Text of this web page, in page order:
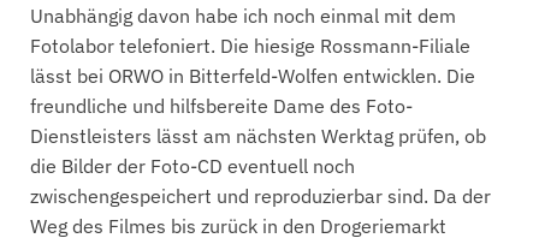
Unabhängig davon habe ich noch einmal mit dem
Fotolabor telefoniert. Die hiesige Rossmann-Filiale
lässt bei ORWO in Bitterfeld-Wolfen entwicklen. Die
freundliche und hilfsbereite Dame des Foto-
Dienstleisters lässt am nächsten Werktag prüfen, ob
die Bilder der Foto-CD eventuell noch
zwischengespeichert und reproduzierbar sind. Da der
Weg des Filmes bis zurück in den Drogeriemarkt